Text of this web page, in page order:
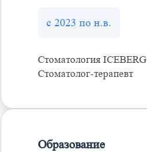
с 2023 по н.в.
Стоматология ICEBERG
Стоматолог-терапевт
Образование